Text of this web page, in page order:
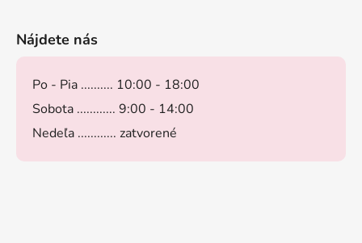
Nájdete nás
Po - Pia .......... 10:00 - 18:00
Sobota ............ 9:00 - 14:00
Nedeľa ............ zatvorené